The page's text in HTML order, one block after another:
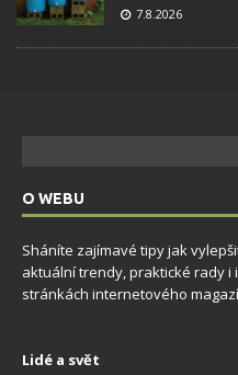
7.8.2026
O WEBU
Sháníte zajímavé tipy jak
aktuální trendy, praktické rady
stránkách internetového
Lidé a svět